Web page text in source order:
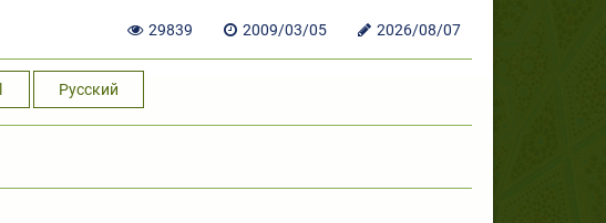
29839 2009/03/05 2026/08/07
Русский